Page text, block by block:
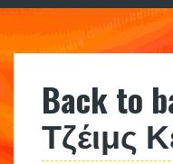
Back to
Τζέιμς